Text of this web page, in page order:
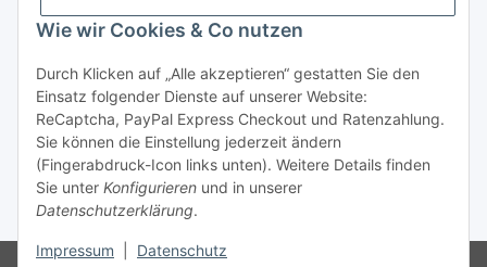
Wie wir Cookies & Co nutzen
Durch Klicken auf „Alle akzeptieren“ gestatten Sie den
Einsatz folgender Dienste auf unserer Website:
ReCaptcha, PayPal Express Checkout und Ratenzahlung.
Sie können die Einstellung jederzeit ändern
(Fingerabdruck-Icon links unten). Weitere Details finden
Sie unter Konfigurieren und in unserer
Datenschutzerklärung.
Impressum Datenschutz
Vertrag widerrufen
* Alle Preise inkl. gesetzlicher USt., zzgl.